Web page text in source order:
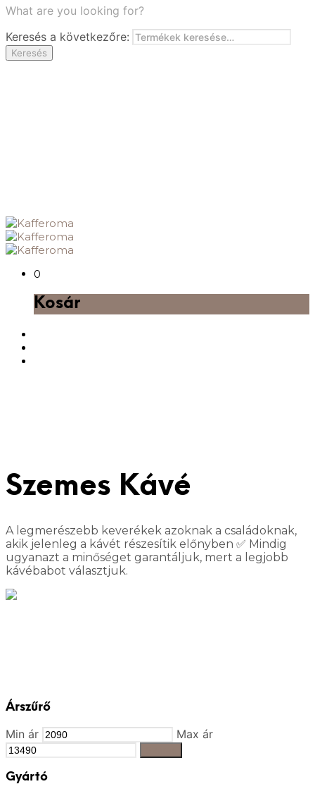
Instant Kávé
Zacskó Tea
Tartozékok
What are you looking for?
Keresés a következőre:
Keresés
0
Kosár
Szemes Kávé
A legmerészebb keverékek azoknak a családoknak,
akik jelenleg a kávét részesítik előnyben ✅ Mindig
ugyanazt a minőséget garantáljuk, mert a legjobb
kávébabot választjuk.
Árszűrő
Min ár Max ár
Gyártó